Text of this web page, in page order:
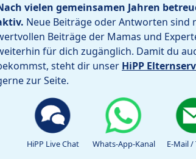
vielen gemeinsamen Jahren
Neue Beiträge oder Antworten sind
Beiträge der Mamas und
für dich zugänglich. Damit du
steht dir unser HiPP
zur Seite.
HiPP Live Chat Whats-App-Kanal E-Mail /